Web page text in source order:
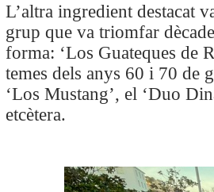
L’altra ingredient destacat
grup que va triomfar
forma: ‘Los Guateques de
temes dels anys 60 i 70 de
‘Los Mustang’, el ‘Duo
etcètera.